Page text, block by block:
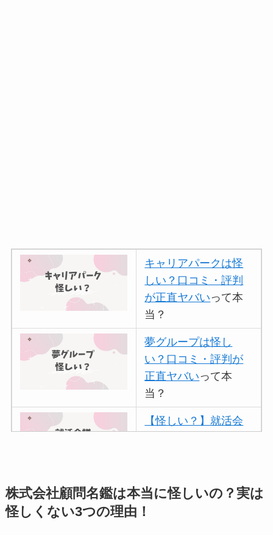
キャリアパークは怪
しい？口コミ・評判
が正直ヤバいって本
当？
夢グループは怪し
い？口コミ・評判が
正直ヤバいって本
当？
【怪しい？】就活会
アトムクリニックは
怪しい？口コミ・評
株式会社顧問名鑑は本当に怪しいの？実は
怪しくない3つの理由！